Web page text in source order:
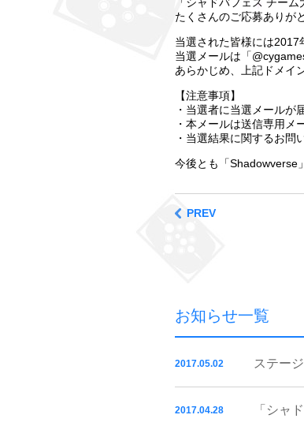
たくさんのご応募ありが
当選された皆様には2017
当選メールは「
あらかじめ、上記ドメイ
【注意事項】
・当選者に当選メールが
・本メールは送信専用メ
・当選結果に関するお問
今後とも「Shadowverse
PREV
お知らせ一覧
2017.05.02 ステー
2017.04.28 「シャ